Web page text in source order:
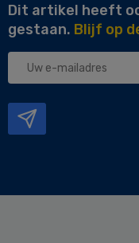
Dit artikel heeft
gestaan. Blijf op
Uw